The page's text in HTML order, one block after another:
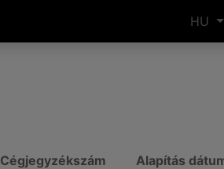
HU
Cégjegyzékszám Alapítás